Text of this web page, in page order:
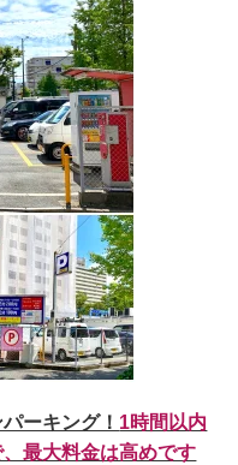
ーキング！ 1時間以内
最大料金は高めです